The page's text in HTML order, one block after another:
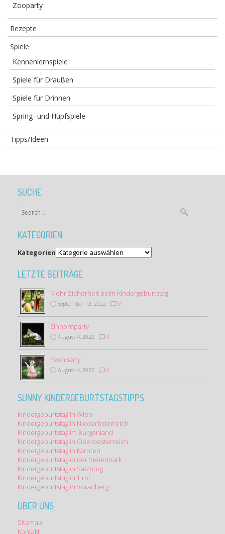
Zooparty
Rezepte
Spiele
Kennenlernspiele
Spiele für Draußen
Spiele für Drinnen
Spring- und Hüpfspiele
Tipps/Ideen
SUCHE
KATEGORIEN
Kategorien
LETZTE BEITRÄGE
Mehr Sicherheit beim Kindergeburtstag
September 13, 2022 0
Einhornparty
August 4, 2022 0
Feenparty
August 4, 2022 0
SUNNY KINDERGEBURTSTAGSTIPPS
Kindergeburtstag in Wien
Kindergeburtstag in Niederösterreich
Kindergeburtstag im Burgenland
Kindergeburtstag in Oberoesterreich
Kindergeburtstag in Kärnten
Kindergeburtstag in der Steiermark
Kindergeburtstag in Salzburg
Kindergeburtstag in Tirol
Kindergeburtstag in Vorarlberg
ÜBER UNS
Sitemap
Kontakt